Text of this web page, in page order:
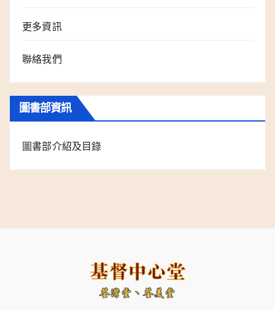
更多資訊
聯絡我們
圖書部資訊
圖書部介紹及目錄